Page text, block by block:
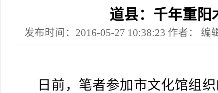
道县：千年重阳
发布时间：2016-05-27 10:38:23 作者： 编
日前，笔者参加市文化馆组织